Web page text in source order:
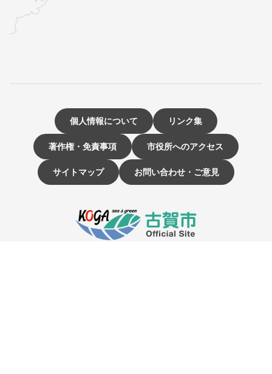
個人情報について リンク集
著作権・免責事項 市役所へのアクセス
サイトマップ お問い合わせ・ご意見